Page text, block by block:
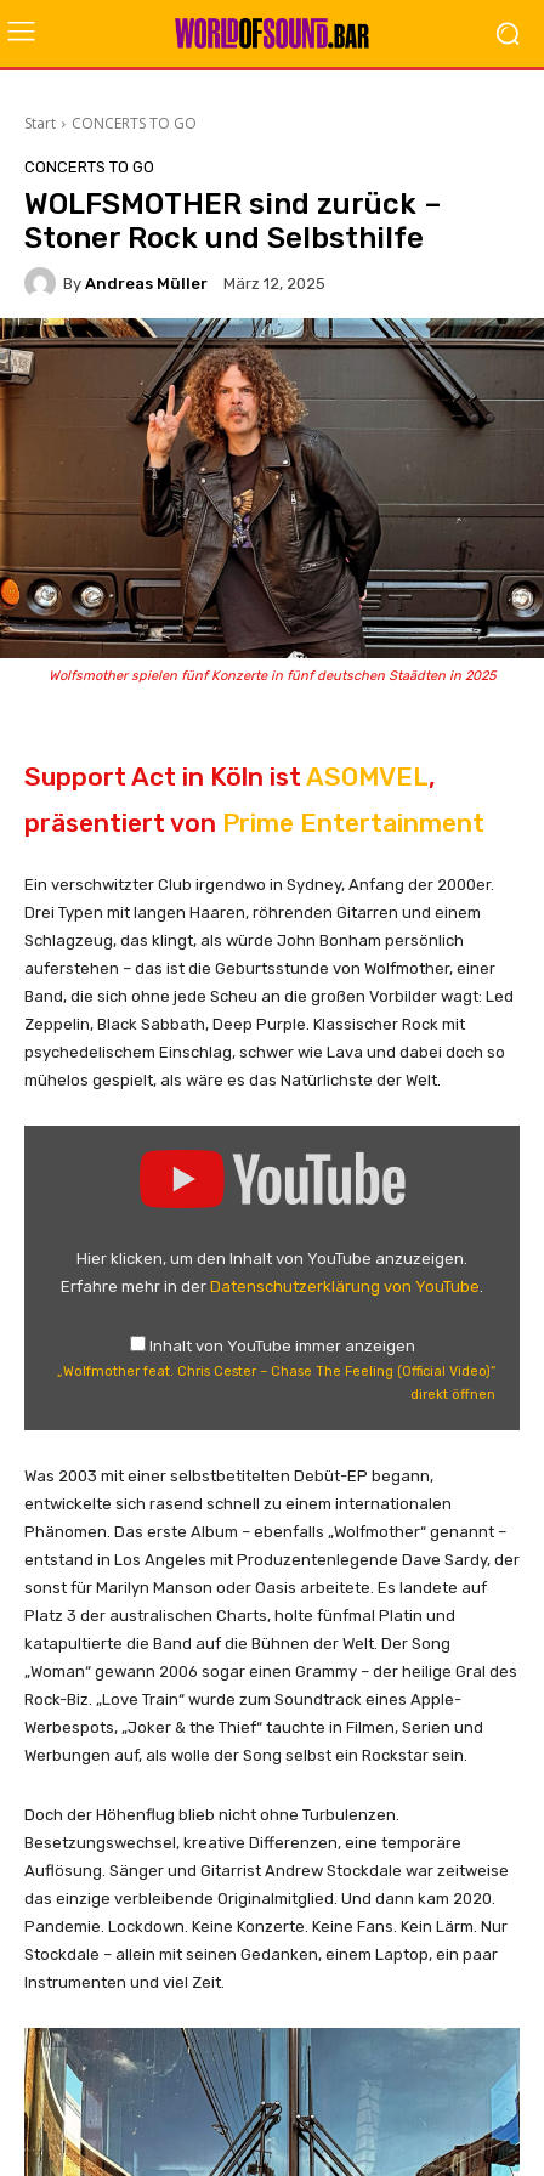
Start CONCERTS TO GO
CONCERTS TO GO
WOLFSMOTHER sind zurück –
Stoner Rock und Selbsthilfe
By Andreas Müller März 12, 2025
Wolfsmother spielen fünf Konzerte in fünf deutschen Staädten in 2025
Support Act in Köln ist ASOMVEL,
präsentiert von Prime Entertainment
Ein verschwitzter Club irgendwo in Sydney, Anfang der 2000er.
Drei Typen mit langen Haaren, röhrenden Gitarren und einem
Schlagzeug, das klingt, als würde John Bonham persönlich
auferstehen – das ist die Geburtsstunde von Wolfmother, einer
Band, die sich ohne jede Scheu an die großen Vorbilder wagt: Led
Zeppelin, Black Sabbath, Deep Purple. Klassischer Rock mit
psychedelischem Einschlag, schwer wie Lava und dabei doch so
mühelos gespielt, als wäre es das Natürlichste der Welt.
e
a
t
.
C
h
r
s
C
e
t
e
r
–
C
h
a
e
T
h
e
F
e
Hier klicken, um den Inhalt von YouTube anzuzeigen.
Erfahre mehr in der Datenschutzerklärung von YouTube.
Inhalt von YouTube immer anzeigen
„Wolfmother feat. Chris Cester – Chase The Feeling (Official Video)“
direkt öffnen
Was 2003 mit einer selbstbetitelten Debüt-EP begann,
entwickelte sich rasend schnell zu einem internationalen
Phänomen. Das erste Album – ebenfalls „Wolfmother“ genannt –
entstand in Los Angeles mit Produzentenlegende Dave Sardy, der
sonst für Marilyn Manson oder Oasis arbeitete. Es landete auf
Platz 3 der australischen Charts, holte fünfmal Platin und
katapultierte die Band auf die Bühnen der Welt. Der Song
„Woman“ gewann 2006 sogar einen Grammy – der heilige Gral des
Rock-Biz. „Love Train“ wurde zum Soundtrack eines Apple-
Werbespots, „Joker & the Thief“ tauchte in Filmen, Serien und
Werbungen auf, als wolle der Song selbst ein Rockstar sein.
Doch der Höhenflug blieb nicht ohne Turbulenzen.
Besetzungswechsel, kreative Differenzen, eine temporäre
Auflösung. Sänger und Gitarrist Andrew Stockdale war zeitweise
das einzige verbleibende Originalmitglied. Und dann kam 2020.
Pandemie. Lockdown. Keine Konzerte. Keine Fans. Kein Lärm. Nur
Stockdale – allein mit seinen Gedanken, einem Laptop, ein paar
Instrumenten und viel Zeit.